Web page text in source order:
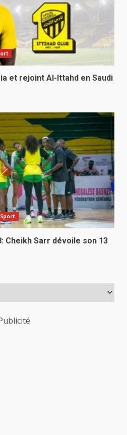
et rejoint Al-Ittahd en Saudi
Sport
Cheikh Sarr dévoile son 13